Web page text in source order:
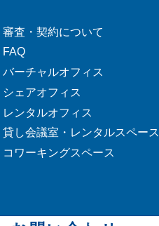
審査・契約について
FAQ
バーチャルオフィス
シェアオフィス
レンタルオフィス
貸し会議室・レンタルスペース
コワーキングスペース